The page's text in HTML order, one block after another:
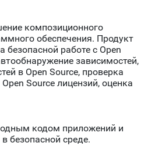
композиционного
обеспечения. Продукт
безопасной работе с Open
зависимостей,
в Open Source, проверка
Source лицензий, оценка
кодом приложений и
безопасной среде.